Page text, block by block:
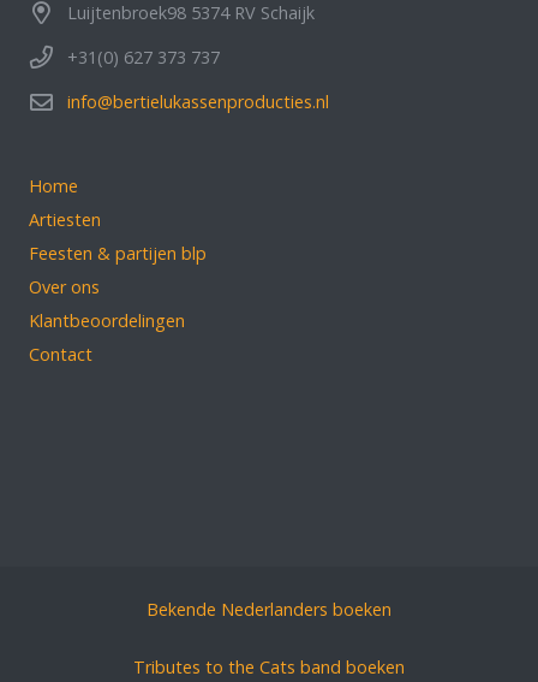
Luijtenbroek98 5374 RV Schaijk
+31(0) 627 373 737
info@bertielukassenproducties.nl
Home
Artiesten
Feesten & partijen blp
Over ons
Klantbeoordelingen
Contact
Bekende Nederlanders boeken
Tributes to the Cats band boeken